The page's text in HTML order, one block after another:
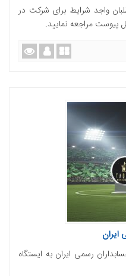
واجد شرایط برای شرکت در
پیوست مراجعه نمایید.
رسمی ایران به ایستگاه